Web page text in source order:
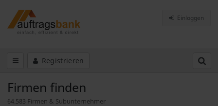
Einloggen
Registrieren
Firmen finden
64.583 Firmen & Subunternehmer